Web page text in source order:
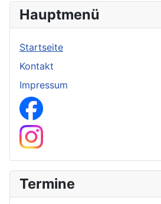
Hauptmenü
Startseite
Kontakt
Impressum
Facebook Seite
Instagram Kanal
Termine